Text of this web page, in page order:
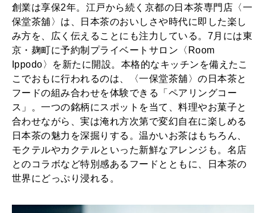
2026年2月号「良運を掴む 新・開運術。」
2026年1月号「猫がいれば、幸せ」
2025年12月号「お酒の新常識。」
I
p
p
o
d
o
〉
創業は享保2年。江戸から続く京都の日本茶専門店〈一
保堂茶舖〉は、日本茶のおいしさや時代に即した楽し
み方を、広く伝えることにも注力している。7月には東
京・麹町に予約制プライベートサロン〈Room
Ippodo〉を新たに開設。本格的なキッチンを備えたこ
こでおもに行われるのは、〈一保堂茶舖〉の日本茶と
フードの組み合わせを体験できる「ペアリングコー
ス」。一つの銘柄にスポットを当て、料理やお菓子と
合わせながら、実は淹れ方次第で変幻自在に楽しめる
日本茶の魅力を深掘りする。温かいお茶はもちろん、
モクテルやカクテルといった新鮮なアレンジも。名店
とのコラボなど特別感あるフードとともに、日本茶の
世界にどっぷり浸れる。